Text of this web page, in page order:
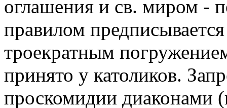
оглашения и св. миром -
правилом
троекратным
принято у католиков.
проскомидии диаконами